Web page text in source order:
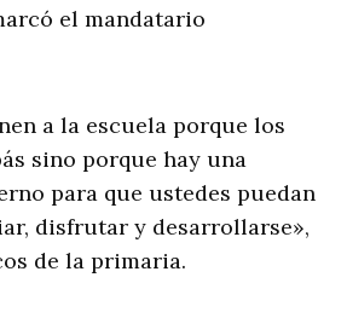
el mandatario
a la escuela porque los
sino porque hay una
para que ustedes puedan
disfrutar y desarrollarse»,
de la primaria.